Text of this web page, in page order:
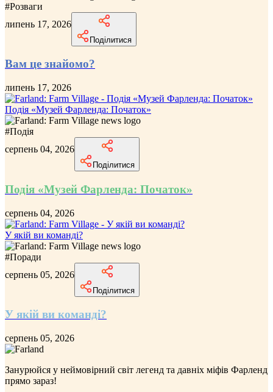
#Розваги
липень 17, 2026
Поділитися
Вам це знайомо?
липень 17, 2026
Подія «Музей Фарленда: Початок»
#Подія
серпень 04, 2026
Поділитися
Подія «Музей Фарленда: Початок»
серпень 04, 2026
У якій ви команді?
#Поради
серпень 05, 2026
Поділитися
У якій ви команді?
серпень 05, 2026
Занурюйся у неймовірний світ легенд та давніх міфів Фарленд
прямо зараз!